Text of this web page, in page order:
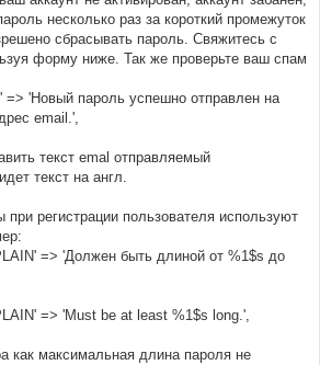
несколько раз за короткий промежуток
сбрасывать пароль. Свяжитесь с
форму ниже. Так же проверьте ваш спам
=> 'Новый пароль успешно отправлен на
email.',
текст emal отправляемый
текст на англ.
регистрации пользователя используют
=> 'Должен быть длиной от %1$s до
=> 'Must be at least %1$s long.',
как максимальная длина пароля не